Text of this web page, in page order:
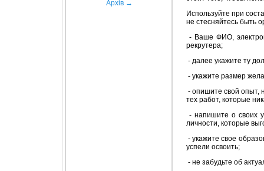
Архів →
Используйте при
не стесняйтесь быть
- Ваше ФИО,
рекрутера;
- далее укажите ту
- укажите размер
- опишите свой опыт,
тех работ, которые
- напишите о своих
личности, которые
- укажите свое
успели освоить;
- не забудьте об